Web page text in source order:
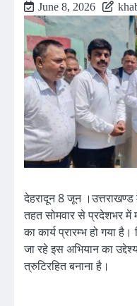
June 8, 2026
देहरादून 8 जून ।उत्तराखण्ड
तहत सोमवार से प्रदेशभर में
का कार्य प्रारम्भ हो गया
जा रहे इस अभियान का
त्रुटिरहित बनाना है।